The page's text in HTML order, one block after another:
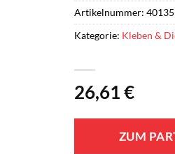
26,61€
ZUM
Artikelnummer:
Kategorie: Kleben &